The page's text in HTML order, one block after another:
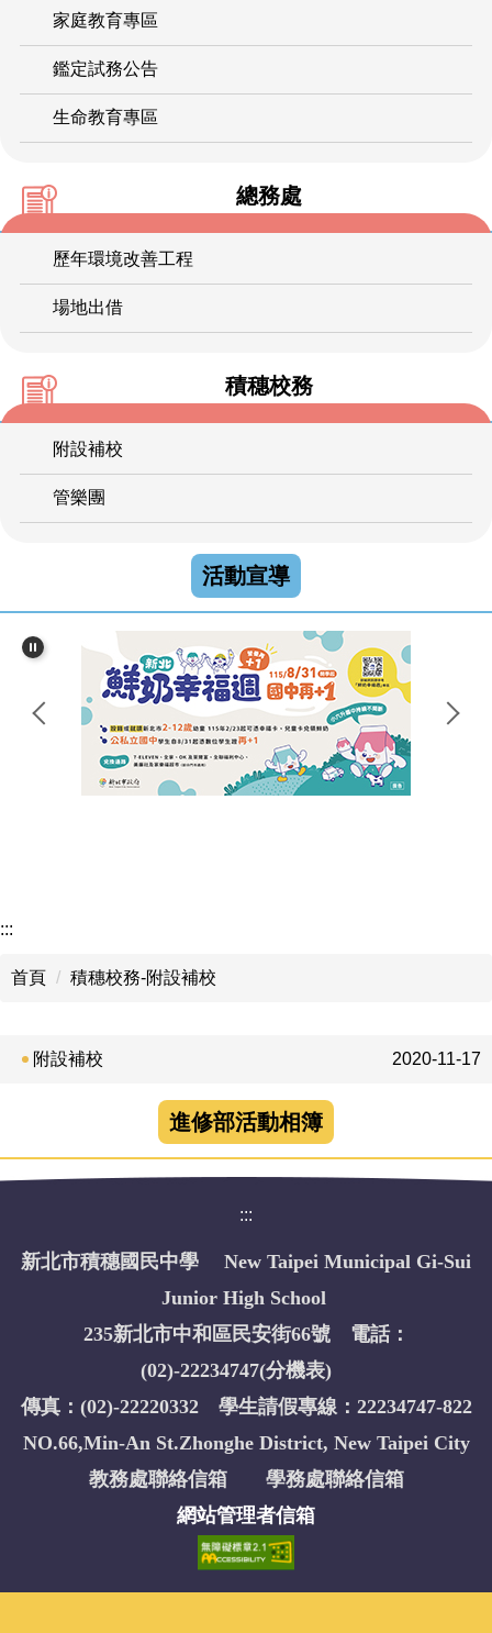
家庭教育專區
鑑定試務公告
生命教育專區
總務處
歷年環境改善工程
場地出借
積穗校務
附設補校
管樂團
活動宣導
:::
首頁 積穗校務-附設補校
附設補校 2020-11-17
進修部活動相簿
:::
新北市積穗國民中學 New Taipei Municipal Gi-Sui
Junior High School
235新北市中和區民安街66號 電話：
(02)-22234747(分機表)
傳真：(02)-22220332 學生請假專線：22234747-822
NO.66,Min-An St.Zhonghe District, New Taipei City
教務處聯絡信箱
學務處聯絡信箱
網站管理者信箱